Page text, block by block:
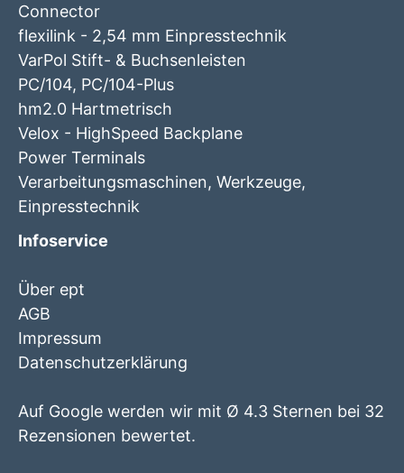
Connector
flexilink - 2,54 mm Einpresstechnik
VarPol Stift- & Buchsenleisten
PC/104, PC/104-Plus
hm2.0 Hartmetrisch
Velox - HighSpeed Backplane
Power Terminals
Verarbeitungsmaschinen, Werkzeuge,
Einpresstechnik
Infoservice
Über ept
AGB
Impressum
Datenschutzerklärung
Auf Google werden wir mit Ø 4.3 Sternen bei 32
Rezensionen bewertet.